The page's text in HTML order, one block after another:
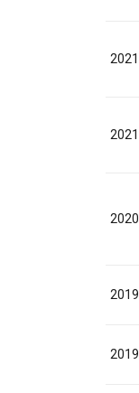
2021
2021
2020
2019
2019